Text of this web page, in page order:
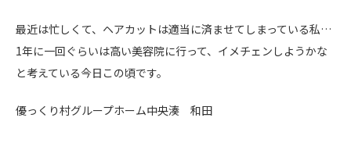
最近は忙しくて、ヘアカットは適当に済ませてしまっている私…
1年に一回ぐらいは高い美容院に行って、イメチェンしようかな
と考えている今日この頃です。
優っくり村グループホーム中央湊 和田